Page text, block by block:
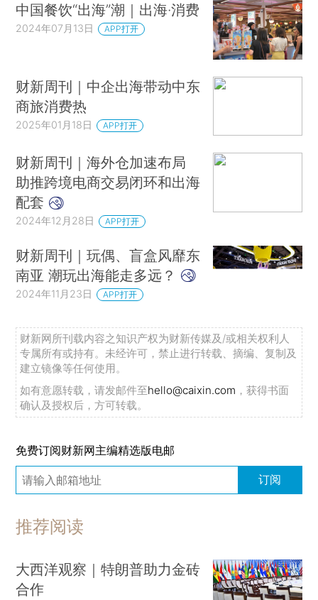
中国餐饮“出海”潮｜出海·消费
2024年07月13日 APP打开
财新周刊｜中企出海带动中东
商旅消费热
2025年01月18日 APP打开
财新周刊｜海外仓加速布局
助推跨境电商交易闭环和出海
配套
2024年12月28日 APP打开
财新周刊｜玩偶、盲盒风靡东
南亚 潮玩出海能走多远？
2024年11月23日 APP打开
财新网所刊载内容之知识产权为财新传媒及/或相关权利人
专属所有或持有。未经许可，禁止进行转载、摘编、复制及
建立镜像等任何使用。
如有意愿转载，请发邮件至hello@caixin.com ，获得书面
确认及授权后，方可转载。
免费订阅财新网主编精选版电邮
订阅
推荐阅读
大西洋观察｜特朗普助力金砖
合作